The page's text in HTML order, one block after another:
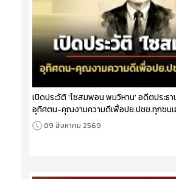
เปิดประวัติ 'ไซสมพอน พมวิหาน' อดีตประธ
อุทิศตน-คุณงามความดีเพื่อปย.ปชช.ทุกชนเ
09 สิงหาคม 2569